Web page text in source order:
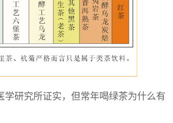
学研究所证实，但常年喝绿茶为什么有